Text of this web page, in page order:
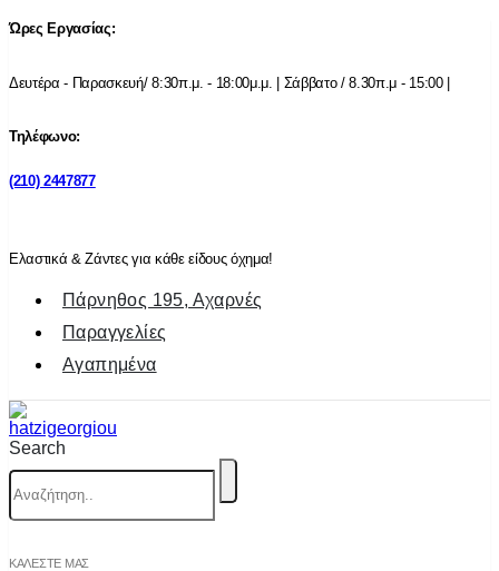
Ώρες Εργασίας:
Δευτέρα - Παρασκευή/ 8:30π.μ. - 18:00μ.μ. | Σάββατο / 8.30π.μ - 15:00 |
Τηλέφωνο:
(210) 2447877
Ελαστικά & Ζάντες για κάθε είδους όχημα!
Πάρνηθος 195, Αχαρνές
Παραγγελίες
Αγαπημένα
Search
ΚΑΛΕΣΤΕ ΜΑΣ